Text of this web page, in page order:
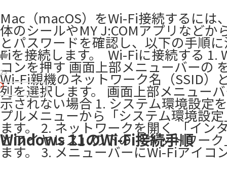
Mac（macOS）をWi-Fi接続するには
体のシールやMY J:COMアプリなどか
とパスワードを確認し、以下の手順
Fiを接続します。 ​ Wi-Fiに接続する 1.
コンを押す 画面上部メニューバーの
Wi-Fi親機のネットワーク名（SSID）
列を選択します。 画面上部メニュー
示されない場合 1. システム環境設定
プルメニューから「システム環境設
ます。 2. ネットワークを開く 「イン
とワイヤレス」の下の「ネットワー
ます。 3. メニューバーにWi-Fiアイコ
25
Windows 11のWi-Fi接続手順